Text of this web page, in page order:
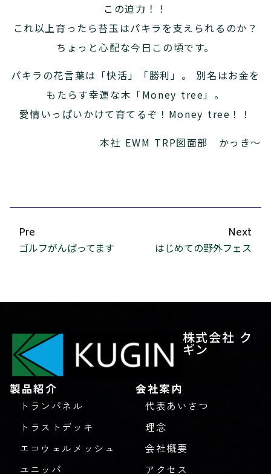
この迫力！！
これ以上育ったら苔玉はパキラを支えられるのか？
ちょっと心配な今日この頃です。
パキラの花言葉は「快活」「勝利」。 別名はお金を
もたらす幸運な木「Money tree」。
愛情いっぱいかけて育てるぞ！Money tree！！
本社 EWM TRP図面部 かっき～
Pre
ゴルフがんばってます
Next
はじめての野外フェス
株式会社 ク
ギン
製品紹介
トランパネル
トラストデッキ
エコウェルメッシュ
ユニッパ
会社案内
代表あいさつ
理念
会社概要
アクセス